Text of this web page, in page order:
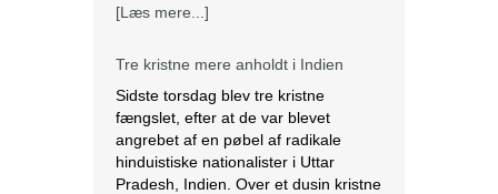
[Læs mere...]
Tre kristne mere anholdt i Indien
Sidste torsdag blev tre kristne
fængslet, efter at de var blevet
angrebet af en pøbel af radikale
hinduistiske nationalister i Uttar
Pradesh, Indien. Over et dusin kristne